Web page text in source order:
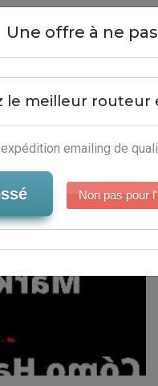
Passwords
Close
Une offre à ne
le meilleur routeur
emailing de
Non pas pour